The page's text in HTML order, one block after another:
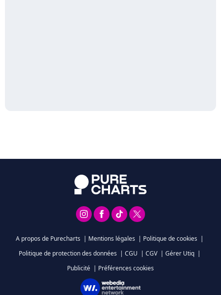
A propos de Purecharts | Mentions légales | Politique de cookies |
Politique de protection des données | CGU | CGV | Gérer Utiq |
Publicité | Préférences cookies